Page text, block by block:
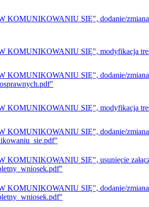
SIĘ", dodanie/zmiana
KOMUNIKOWANIU SIĘ", modyfikacja
SIĘ", dodanie/zmiana
KOMUNIKOWANIU SIĘ", modyfikacja
SIĘ", dodanie/zmiana
SIĘ", usunięcie
SIĘ", dodanie/zmiana